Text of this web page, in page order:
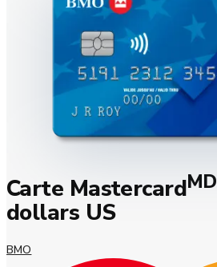
Carte MastercardMD
dollars US
BMO